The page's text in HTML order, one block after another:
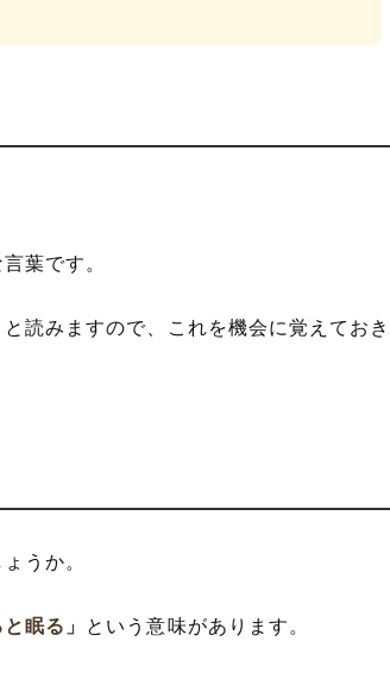
葉です。
と読みますので、これを機会に覚えておき
うか。
眠る」 という意味があります。